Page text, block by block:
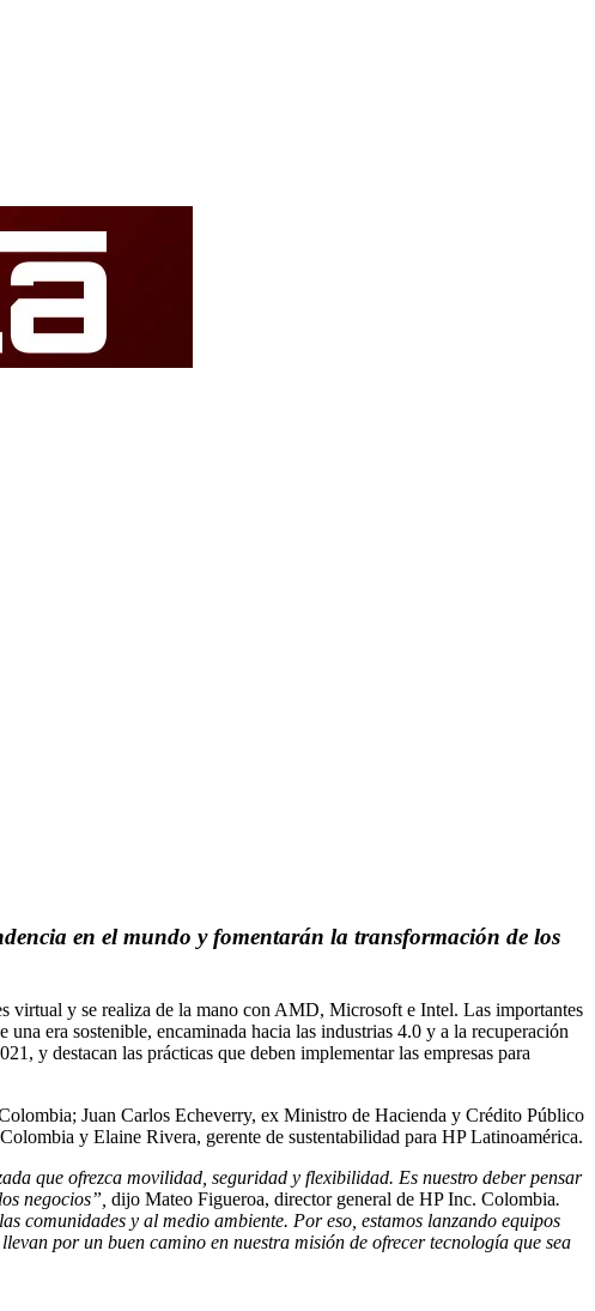
en el mundo y fomentarán la transformación de los
virtual y se realiza de la mano con AMD, Microsoft e Intel. Las importantes
era sostenible, encaminada hacia las industrias 4.0 y a la recuperación
y destacan las prácticas que deben implementar las empresas para
Juan Carlos Echeverry, ex Ministro de Hacienda y Crédito Público
y Elaine Rivera, gerente de sustentabilidad para HP Latinoamérica.
que ofrezca movilidad, seguridad y flexibilidad. Es nuestro deber pensar
negocios”, dijo Mateo Figueroa, director general de HP Inc. Colombia.
comunidades y al medio ambiente. Por eso, estamos lanzando equipos
por un buen camino en nuestra misión de ofrecer tecnología que sea